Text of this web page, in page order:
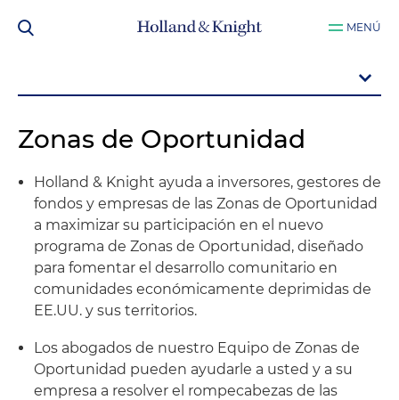
MENÚ
Zonas de Oportunidad
Holland & Knight ayuda a inversores, gestores de
fondos y empresas de las Zonas de Oportunidad
a maximizar su participación en el nuevo
programa de Zonas de Oportunidad, diseñado
para fomentar el desarrollo comunitario en
comunidades económicamente deprimidas de
EE.UU. y sus territorios.
Los abogados de nuestro Equipo de Zonas de
Oportunidad pueden ayudarle a usted y a su
empresa a resolver el rompecabezas de las